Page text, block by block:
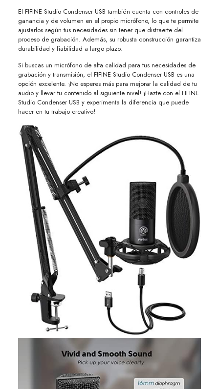
El FIFINE Studio Condenser USB también cuenta con controles de
ganancia y de volumen en el propio micrófono, lo que te permite
ajustarlos según tus necesidades sin tener que distraerte del
proceso de grabación. Además, su robusta construcción garantiza
durabilidad y fiabilidad a largo plazo.
Si buscas un micrófono de alta calidad para tus necesidades de
grabación y transmisión, el FIFINE Studio Condenser USB es una
opción excelente. ¡No esperes más para mejorar la calidad de tu
audio y llevar tu contenido al siguiente nivel! ¡Hazte con el FIFINE
Studio Condenser USB y experimenta la diferencia que puede
hacer en tu trabajo creativo!